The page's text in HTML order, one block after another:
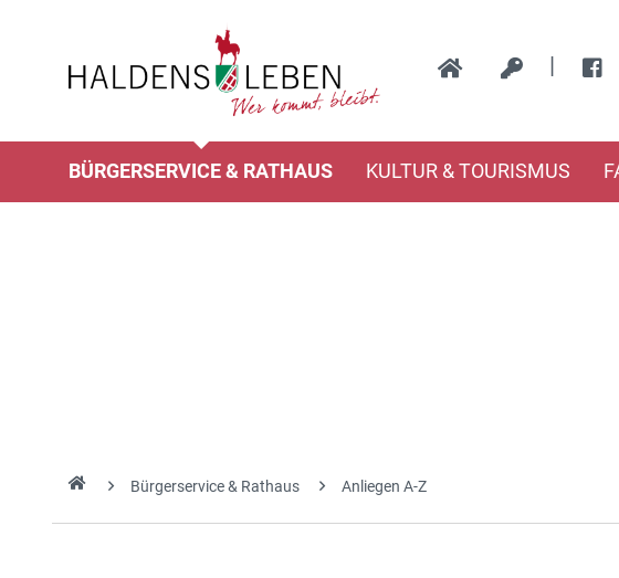
|
BÜRGERSERVICE & RATHAUS KULTUR & TOURISMUS
Bürgerservice & Rathaus Anliegen A-Z